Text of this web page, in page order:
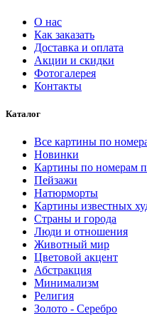
О нас
Как заказать
Доставка и оплата
Акции и скидки
Фотогалерея
Контакты
Каталог
Все картины по
Новинки
Картины по номерам
Пейзажи
Натюрморты
Картины известных
Страны и города
Люди и отношения
Животный мир
Цветовой акцент
Абстракция
Минимализм
Религия
Золото - Серебро